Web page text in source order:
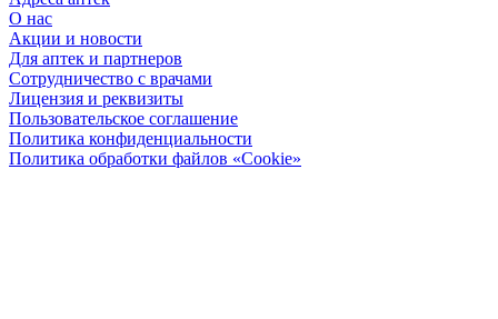
О нас
Акции и новости
Для аптек и партнеров
Сотрудничество с врачами
Лицензия и реквизиты
Пользовательское соглашение
Политика конфиденциальности
Политика обработки файлов «Cookie»